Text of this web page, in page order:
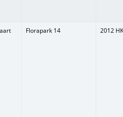
Florapark 14 2012 HK